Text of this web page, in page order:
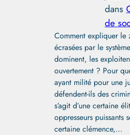
dans
de
Comment expliquer le
écrasées par le
dominent, les
ouvertement ? Pour
ayant milité pour une
défendent-ils des
s’agit d’une certaine
oppresseurs puissants
certaine clémence,…